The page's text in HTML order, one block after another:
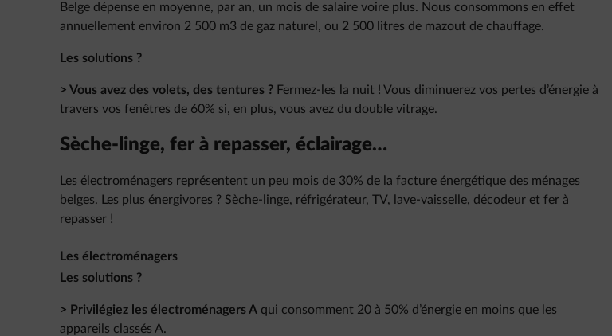
Belge dépense en moyenne, par an, un mois de salaire voire plus. Nous consommons en effet
annuellement environ 2 500 m3 de gaz naturel, ou 2 500 litres de mazout de chauffage.
Les solutions ?
> Vous avez des volets, des tentures ? Fermez-les la nuit ! Vous diminuerez vos pertes d’énergie à
travers vos fenêtres de 60% si, en plus, vous avez du double vitrage.
Sèche-linge, fer à repasser, éclairage…
Les électroménagers représentent un peu mois de 30% de la facture énergétique des ménages
belges. Les plus énergivores ? Sèche-linge, réfrigérateur, TV, lave-vaisselle, décodeur et fer à
repasser !
Les électroménagers
Les solutions ?
> Privilégiez les électroménagers A qui consomment 20 à 50% d’énergie en moins que les
appareils classés A.